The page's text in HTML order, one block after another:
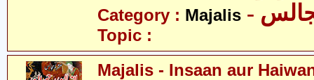
Category : Majalis
Topic :
Majalis - Insaan aur